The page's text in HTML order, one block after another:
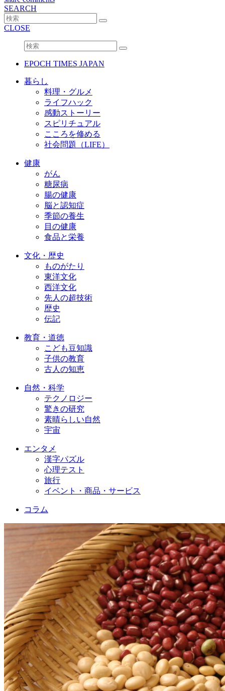
SEARCH
CLOSE
EPOCH TIMES JAPAN
暮らし
料理・グルメ
ライフハック
感動ストーリー
スピリチュアル
こころを修める
社会問題（LIFE）
健康
がん
糖尿病
腸の健康
脳と認知症
季節の養生
目の健康
食品と栄養
文化・歴史
ものがたり
東洋文化
西洋文化
先人の超技術
歴史
伝記
教育・道徳
こども豆知識
子供の教育
古人の知恵
自然・科学
テクノロジー
驚きの研究
素晴らしい自然
宇宙
エンタメ
漢字パズル
心理テスト
旅行
イベント・商品・サービス
コラム